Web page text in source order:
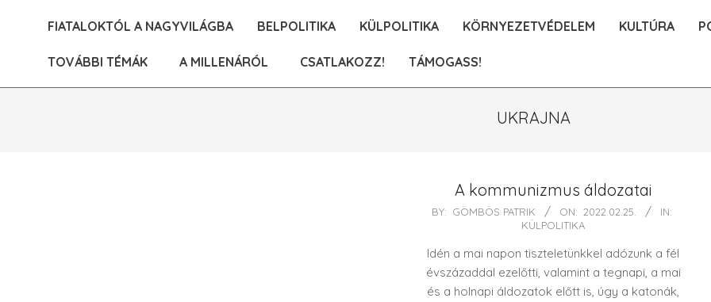
FIATALOKTÓL A NAGYVILÁGBA BELPOLITIKA KÜLPOLITIKA KÖRNYEZETVÉDELEM KULTÚRA
TOVÁBBI TÉMÁK A MILLENÁRÓL CSATLAKOZZ! TÁMOGASS!
UKRAJNA
A kommunizmus áldozatai
2022-
25
BY: GÖMBÖS PATRIK ON: 2022.02.25.
IN:
KÜLPOLITIKA
Idén a mai napon tiszteletünkkel adózunk a fél
évszázaddal ezelőtti, valamint a tegnapi, a mai
és a holnapi áldozatok előtt is, úgy a katonák,